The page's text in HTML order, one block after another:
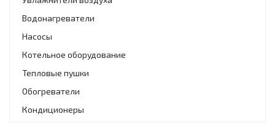
Встраиваемая техника
Инструменты и техника
Товары для дома
Крупнобытовая техника
Мелкая бытовая техника
Водонагреватели
Насосы
Котельное оборудование
Тепловые пушки
Обогреватели
Кондиционеры